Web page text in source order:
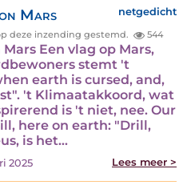
Mars netgedicht
deze inzending gestemd. 544
Een vlag op Mars,
stemt 't
earth is cursed, and,
't Klimaatakkoord, wat
is 't niet, nee. Our
here on earth: "Drill,
is het…
2025 Lees meer >